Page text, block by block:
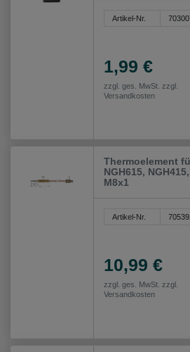
Artikel-Nr.
1,99 €
zzgl. ges. MwSt. zzgl.
Versandkosten
Thermoelement
NGH615,
M8x1
Artikel-Nr.
10,99 €
zzgl. ges. MwSt. zzgl.
Versandkosten